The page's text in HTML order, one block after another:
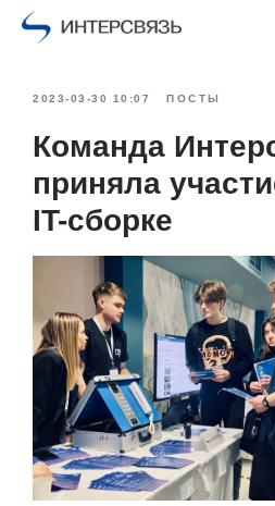
2023-03-30 10:07 ПОСТЫ
Команда
приняла
IT-сборке